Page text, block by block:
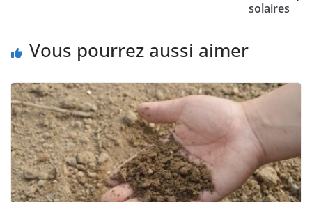
solaires
Vous pourrez aussi aimer